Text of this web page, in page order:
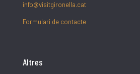
info@visitgironella.cat
Formulari de contacte
Altres